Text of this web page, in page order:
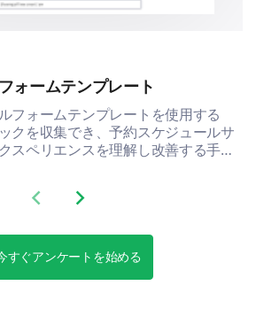
ォームテンプレート
フォームテンプレートを使用する
クを収集でき、予約スケジュールサ
スペリエンスを理解し改善する手助
Previous slide
Next slide
すぐアンケートを始める